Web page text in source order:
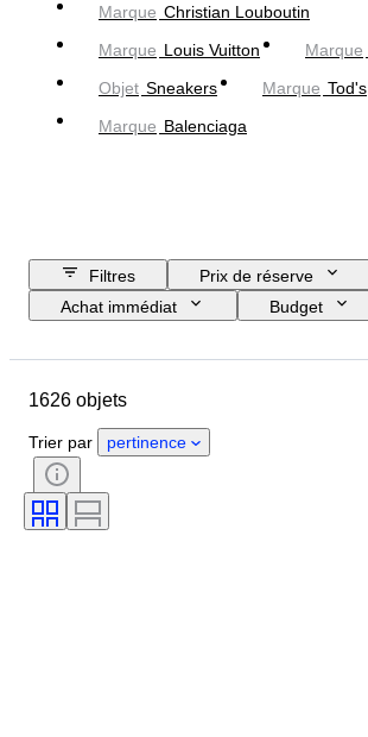
Marque Christian Louboutin
Marque Louis Vuitton Marque
Objet Sneakers Marque Tod's
Marque Balenciaga
Filtres
Prix de réserve
Achat immédiat
Budget
Pays d’origine
Genre
État
Couleur
Accessoires inclus
Modèle
1626 objets
Trier par pertinence